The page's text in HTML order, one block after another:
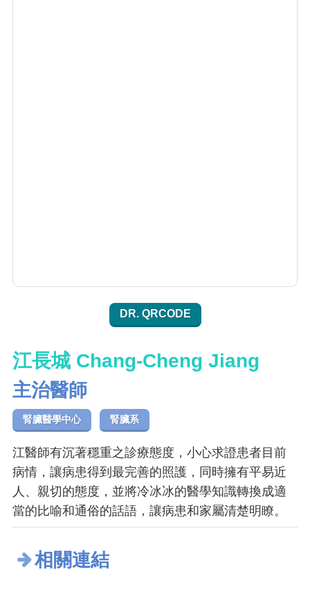
DR. QRCODE
江長城 Chang-Cheng Jiang
主治醫師
腎臟醫學中心 腎臟系
江醫師有沉著穩重之診療態度，小心求證患者目前
病情，讓病患得到最完善的照護，同時擁有平易近
人、親切的態度，並將冷冰冰的醫學知識轉換成適
當的比喻和通俗的話語，讓病患和家屬清楚明瞭。
相關連結